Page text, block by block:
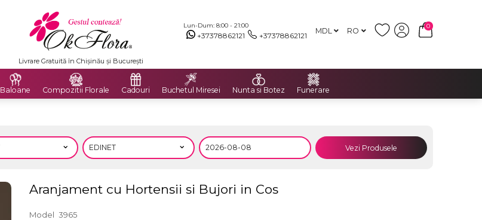
Lun-Dum: 8:00 - 21:00
+37378862121 +37378862121 MDL RO
0
Livrare Gratuită în Chișinău și București
Baloane Compozitii Florale Cadouri Buchetul Miresei Nunta si Botez Funerare
Vezi Produsele
Aranjament cu Hortensii si Bujori in Cos
Model 3965